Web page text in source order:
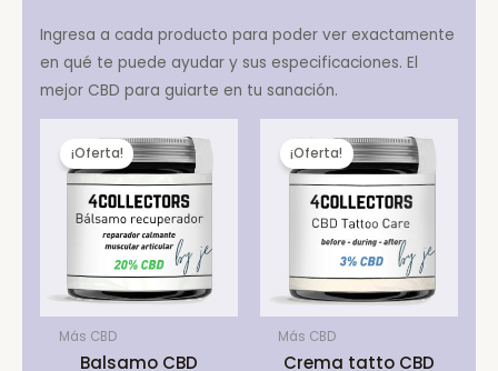
Ingresa a cada producto para poder ver exactamente
en qué te puede ayudar y sus especificaciones. El
mejor CBD para guiarte en tu sanación.
¡Oferta!
Más CBD
Balsamo CBD
¡Oferta!
Más CBD
Crema tatto CBD